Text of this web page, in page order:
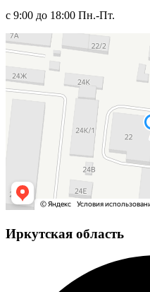
с 9:00 до 18:00 Пн.-Пт.
Иркутская область